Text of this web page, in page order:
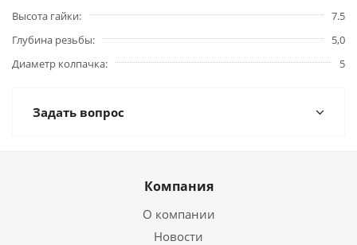
Высота гайки
7.5
Глубина резьбы
5,0
Диаметр колпачка
5
Задать вопрос
Компания
О компании
Новости